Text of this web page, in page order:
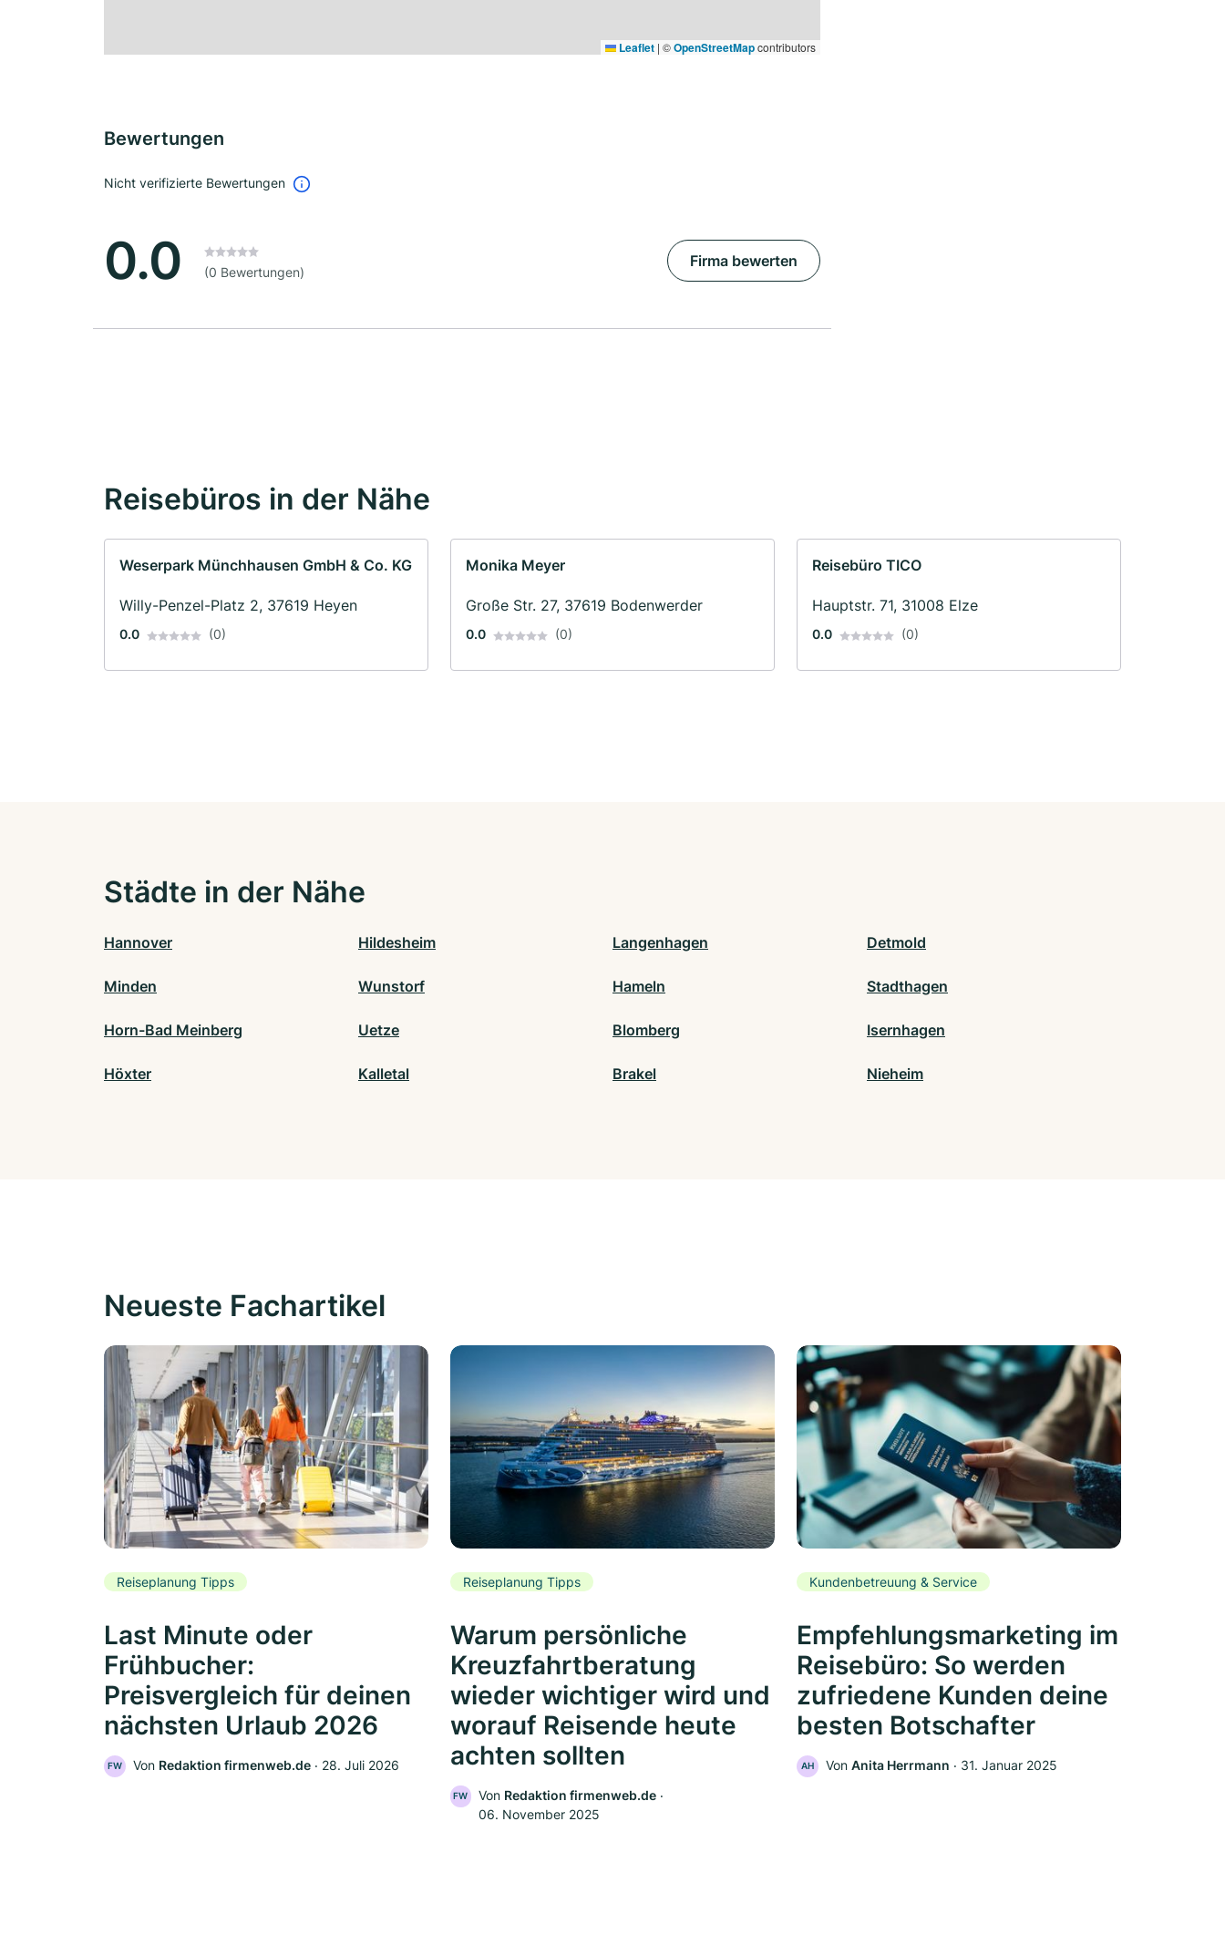
Leaflet | ©OpenStreetMapcontributors
Bewertungen
Nicht verifizierte Bewertungen
0.0 (0 Bewertungen)
Firma bewerten
Reisebüros in der Nähe
Weserpark Münchhausen GmbH & Co. KG
Willy-Penzel-Platz 2, 37619 Heyen
0.0 (0)
Monika Meyer
Große Str. 27, 37619 Bodenwerder
0.0 (0)
Reisebüro TICO
Hauptstr. 71, 31008 Elze
0.0 (0)
Städte in der Nähe
Hannover Hildesheim Langenhagen Detmold
Minden Wunstorf Hameln Stadthagen
Horn-Bad Meinberg Uetze Blomberg Isernhagen
Höxter Kalletal Brakel Nieheim
Neueste Fachartikel
Reiseplanung Tipps
Last Minute oder
Frühbucher:
Preisvergleich für deinen
nächsten Urlaub 2026
FW Von Redaktion firmenweb.de ‧ 28. Juli 2026
Reiseplanung Tipps
Warum persönliche
Kreuzfahrtberatung
wieder wichtiger wird und
worauf Reisende heute
achten sollten
FW Von Redaktion firmenweb.de‧
06. November 2025
Kundenbetreuung & Service
Empfehlungsmarketing im
Reisebüro: So werden
zufriedene Kunden deine
besten Botschafter
AH Von Anita Herrmann ‧ 31. Januar 2025